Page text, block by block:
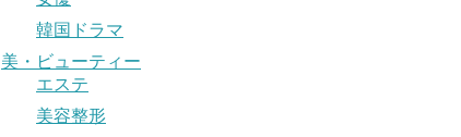
韓国ドラマ
美・ビューティー
エステ
美容整形